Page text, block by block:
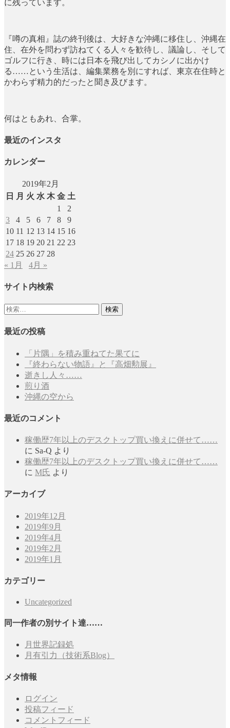
に残っています。
『噂の真相』誌の終刊後は、大好きな沖縄に移住し、沖縄在
住、在外を問わず訪ねてくる人々を歓待し、議論し、そして
ゴルフに行き、時には日本を飛び出してカシノに出かけ
る……という生活は、編集業務を別にすれば、東京在住時と
かわらず精力的だったと聞き及びます。
何はともあれ、合掌。
最近のインスタ
カレンダー
2019年2月
日
月 火 水 木 金 土
1
2
3
4 5 6 7 8
9
10 11 12 13 14 15 16
17 18 19 20 21 22 23
24 25 26 27 28
« 1月
4月 »
サイト内検索
検
最近の投稿
「片隅」を積み重ねてた果てに
『終わらない物語』と『高畑勲展』
逝きし人々……
煎り酒
沖縄の空から
最近のコメント
稼働歴7年以上のデスクトップ買い換えに併せて……
に Sa-Q より
稼働歴7年以上のデスクトップ買い換えに併せて……
に M氏 より
アーカイブ
2019年12月
2019年9月
2019年4月
2019年2月
2019年1月
カテゴリー
Uncategorized
同一作者の別サイト達……
月世界記録処
月有引力（技術系Blog）
メタ情報
ログイン
投稿フィード
コメントフィード